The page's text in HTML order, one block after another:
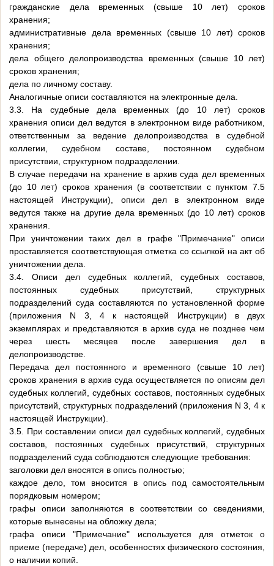
гражданские дела временных (свыше 10 лет) сроков
хранения;
административные дела временных (свыше 10 лет) сроков
хранения;
дела общего делопроизводства временных (свыше 10 лет)
сроков хранения;
дела по личному составу.
Аналогичные описи составляются на электронные дела.
3.3. На судебные дела временных (до 10 лет) сроков
хранения описи дел ведутся в электронном виде работником,
ответственным за ведение делопроизводства в судебной
коллегии, судебном составе, постоянном судебном
присутствии, структурном подразделении.
В случае передачи на хранение в архив суда дел временных
(до 10 лет) сроков хранения (в соответствии с пунктом 7.5
настоящей Инструкции), описи дел в электронном виде
ведутся также на другие дела временных (до 10 лет) сроков
хранения.
При уничтожении таких дел в графе "Примечание" описи
проставляется соответствующая отметка со ссылкой на акт об
уничтожении дела.
3.4. Описи дел судебных коллегий, судебных составов,
постоянных судебных присутствий, структурных
подразделений суда составляются по установленной форме
(приложения N 3, 4 к настоящей Инструкции) в двух
экземплярах и представляются в архив суда не позднее чем
через шесть месяцев после завершения дел в
делопроизводстве.
Передача дел постоянного и временного (свыше 10 лет)
сроков хранения в архив суда осуществляется по описям дел
судебных коллегий, судебных составов, постоянных судебных
присутствий, структурных подразделений (приложения N 3, 4 к
настоящей Инструкции).
3.5. При составлении описи дел судебных коллегий, судебных
составов, постоянных судебных присутствий, структурных
подразделений суда соблюдаются следующие требования:
заголовки дел вносятся в опись полностью;
каждое дело, том вносится в опись под самостоятельным
порядковым номером;
графы описи заполняются в соответствии со сведениями,
которые вынесены на обложку дела;
графа описи "Примечание" используется для отметок о
приеме (передаче) дел, особенностях физического состояния,
о наличии копий.